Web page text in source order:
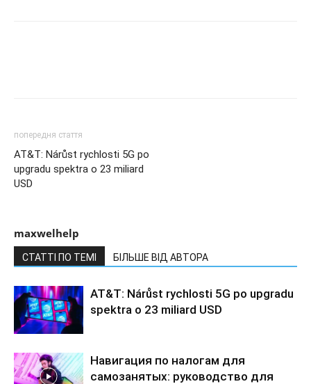
попередня стаття
AT&T: Nárůst rychlosti 5G po
upgradu spektra o 23 miliard
USD
maxwelhelp
СТАТТІ ПО ТЕМІ БІЛЬШЕ ВІД АВТОРА
AT&T: Nárůst rychlosti 5G po upgradu
spektra o 23 miliard USD
Навигация по налогам для
самозанятых: руководство для